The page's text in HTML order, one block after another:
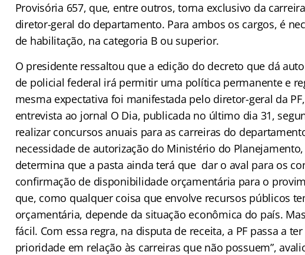
Provisória 657, que, entre outros, torna exclusivo da
diretor-geral do departamento. Para ambos os cargos, é
de habilitação, na categoria B ou superior.
O presidente ressaltou que a edição do decreto que dá
de policial federal irá permitir uma política permanente e
mesma expectativa foi manifestada pelo diretor-geral da
entrevista ao jornal O Dia, publicada no último dia 31,
realizar concursos anuais para as carreiras do
necessidade de autorização do Ministério do Planejamento,
determina que a pasta ainda terá que dar o aval para os
confirmação de disponibilidade orçamentária para o
que, como qualquer coisa que envolve recursos públicos
orçamentária, depende da situação econômica do país.
fácil. Com essa regra, na disputa de receita, a PF passa a
prioridade em relação às carreiras que não possuem”,